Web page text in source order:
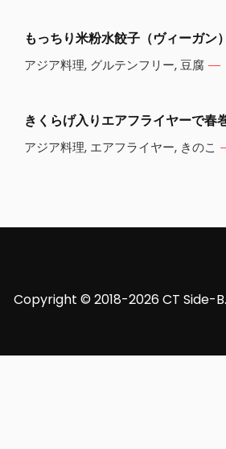
もっちり米粉水餃子（ヴィーガン）
アジア料理, グルテンフリー,豆腐
きくらげ入りエアフライヤーで春
アジア料理, エアフライヤー, きのこ
Copyright © 2018-2026 CT Side-